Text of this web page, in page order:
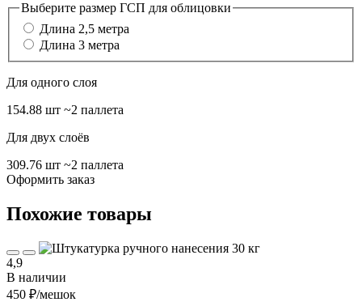
Выберите размер ГСП для облицовки
Длина 2,5 метра
Длина 3 метра
Для одного слоя
154.88 шт ~2 паллета
Для двух слоёв
309.76 шт ~2 паллета
Оформить заказ
Похожие товары
4,9
В наличии
450 ₽/мешок